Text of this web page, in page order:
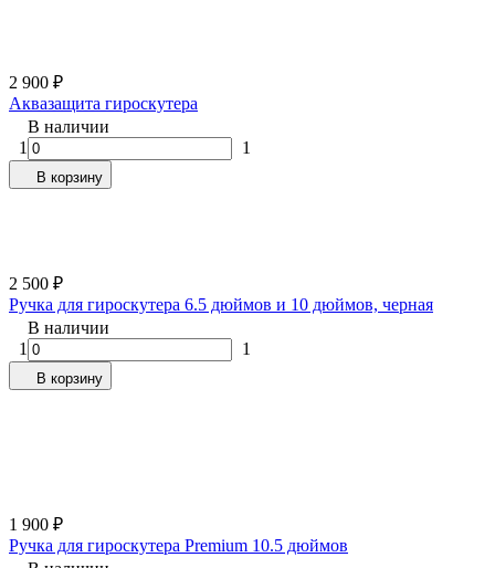
2 900 ₽
Аквазащита гироскутера
В наличии
1
1
В корзину
2 500 ₽
Ручка для гироскутера 6.5 дюймов и 10 дюймов, черная
В наличии
1
1
В корзину
1 900 ₽
Ручка для гироскутера Premium 10.5 дюймов